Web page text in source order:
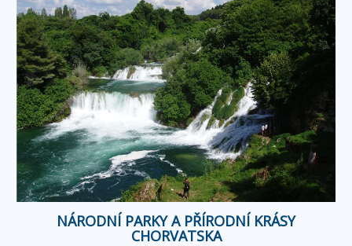
NÁRODNÍ PARKY A PŘÍRODNÍ KRÁSY
CHORVATSKA